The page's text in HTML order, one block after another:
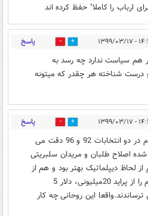
ارباب را کاملا" حفظ کرده اند
۰۳/۱۷ 34 پاسخ
هم سیاست ندارد چه رسد به
درست شناخته هر چقدر که میتونه
۰۳/۱۷ 40 پاسخ
خود کرده را تدبیر نیست اگر مردم در دو انتخابات 92 و 96 دقت می
اصلاح طلبان و مریدان سلبریتی
لحاظ دیپلماتیک بهتر بود و هم از
لحاظ اقتصادی ،آن زمان که مردم را از پراید 20میلیونی، دلار 5
این روحانی چه کار